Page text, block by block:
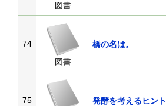
図書
74
図書
橋の名は。
75
発酵を考えるヒント